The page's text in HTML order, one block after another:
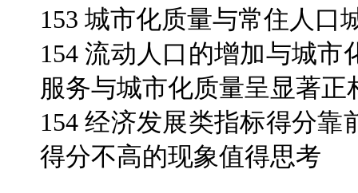
153 城市化质量与常住人口
154 流动人口的增加与城
服务与城市化质量呈显著正
154 经济发展类指标得分
得分不高的现象值得思考